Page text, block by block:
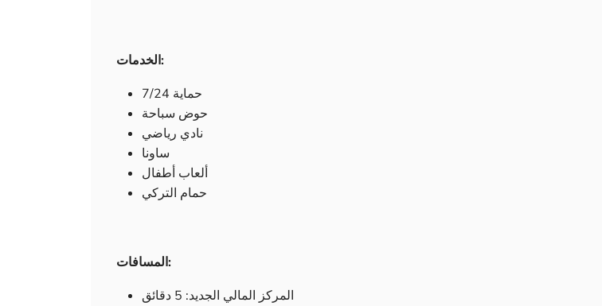
الخدمات:
حماية 7/24
حوض سباحة
نادي رياضي
ساونا
ألعاب أطفال
حمام التركي
المسافات:
المركز المالي الجديد: 5 دقائق